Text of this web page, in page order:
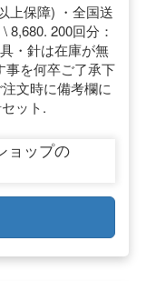
上保障) ・全国送
8,680. 200回分：
・針は在庫が無
事を何卒ご了承下
文時に備考欄に
ット.